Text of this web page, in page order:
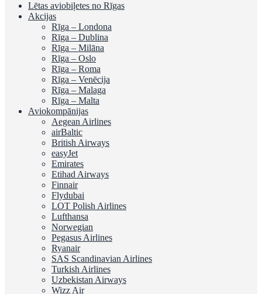
Lētas aviobiļetes no Rīgas
Akcijas
Rīga – Londona
Rīga – Dublina
Rīga – Milāna
Rīga – Oslo
Rīga – Roma
Rīga – Venēcija
Rīga – Malaga
Rīga – Malta
Aviokompānijas
Aegean Airlines
airBaltic
British Airways
easyJet
Emirates
Etihad Airways
Finnair
Flydubai
LOT Polish Airlines
Lufthansa
Norwegian
Pegasus Airlines
Ryanair
SAS Scandinavian Airlines
Turkish Airlines
Uzbekistan Airways
Wizz Air